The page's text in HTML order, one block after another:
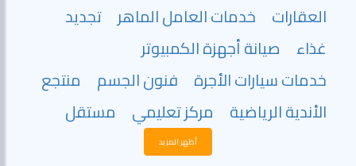
العقارات خدمات العامل الماهر تجديد
غذاء
صيانة أجهزة الكمبيوتر
خدمات سيارات الأجرة فنون الجسم
منتجع
الأندية الرياضية
مركز تعليمي مستقل
أظهر المزيد